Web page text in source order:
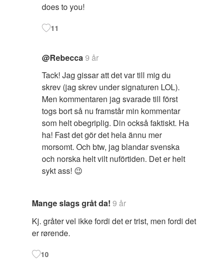
does to you!
11
@Rebecca 9 år
Tack! Jag gissar att det var till mig du
skrev (jag skrev under signaturen LOL).
Men kommentaren jag svarade till först
togs bort så nu framstår min kommentar
som helt obegriplig. Din också faktiskt. Ha
ha! Fast det gör det hela ännu mer
morsomt. Och btw, jag blandar svenska
och norska helt vilt nuförtiden. Det er helt
sykt ass! 😉
Mange slags gråt da! 9 år
Kj. gråter vel ikke fordi det er trist, men fordi det
er rørende.
10